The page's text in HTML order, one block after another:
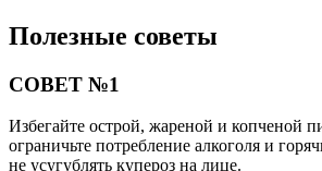
Полезные советы
СОВЕТ №1
Избегайте острой, жареной и копченой
ограничьте потребление алкоголя и
не усугублять купероз на лице.